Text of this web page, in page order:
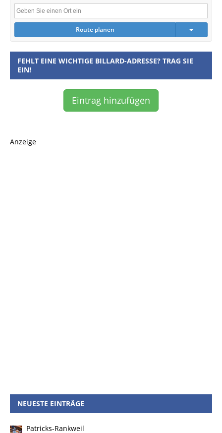
Route planen
FEHLT EINE WICHTIGE BILLARD-ADRESSE? TRAG SIE
EIN!
Eintrag hinzufügen
Anzeige
NEUESTE EINTRÄGE
Patricks-Rankweil